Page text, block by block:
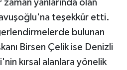
yanlarında olan
teşekkür etti.
bulunan
Birsen Çelik ise Denizli
kırsal alanlara yönelik